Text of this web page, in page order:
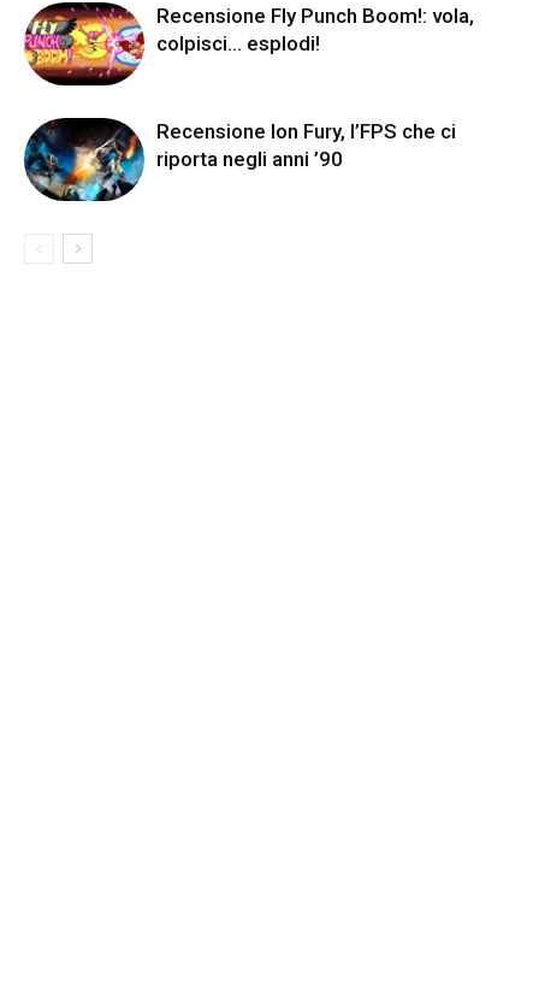
Recensione Fly Punch Boom!: vola,
colpisci… esplodi!
Recensione Ion Fury, l’FPS che ci
riporta negli anni ’90